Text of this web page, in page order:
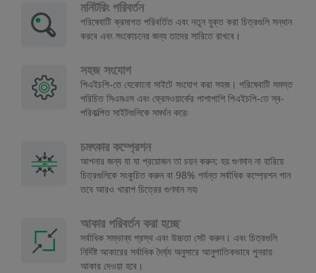
মনিটরিং পরিবর্তন
পরিষেবাটি ক্রমাগত পরিবর্তিত এবং নতুন যুক্ত করা চিত্রগুলি সন্ধান
করবে এবং সংকোচনের জন্য তাদের সারিতে রাখবে।
সহজ সংযোগ
পিএইচপি-তে যেকোনো সাইটে সংযোগ করা সহজ। পরিষেবাটি সমস্ত
পরিচিত সিএমএস এবং ফ্রেমওয়ার্কের পাশাপাশি পিএইচপি-তে স্ব-
পরিকল্পিত সাইটগুলিকে সমর্থন করে৷
চমৎকার কম্প্রেশন
আপনার জন্য যা যা প্রয়োজন তা চয়ন করুন: হয় গুণমান না হারিয়ে
চিত্রগুলিকে সংকুচিত করুন বা 98% পর্যন্ত সর্বাধিক কম্প্রেশন পান
তবে আরও খারাপ চিত্রের গুণমান সহ৷
আকার পরিবর্তন করা হচ্ছে
সর্বাধিক সম্ভাব্য প্রস্থ এবং উচ্চতা সেট করুন। এবং চিত্রগুলি
নির্দিষ্ট আকারের সর্বাধিক দৈর্ঘ্য অনুসারে আনুপাতিকভাবে পুনরায়
আকার দেওয়া হবে।